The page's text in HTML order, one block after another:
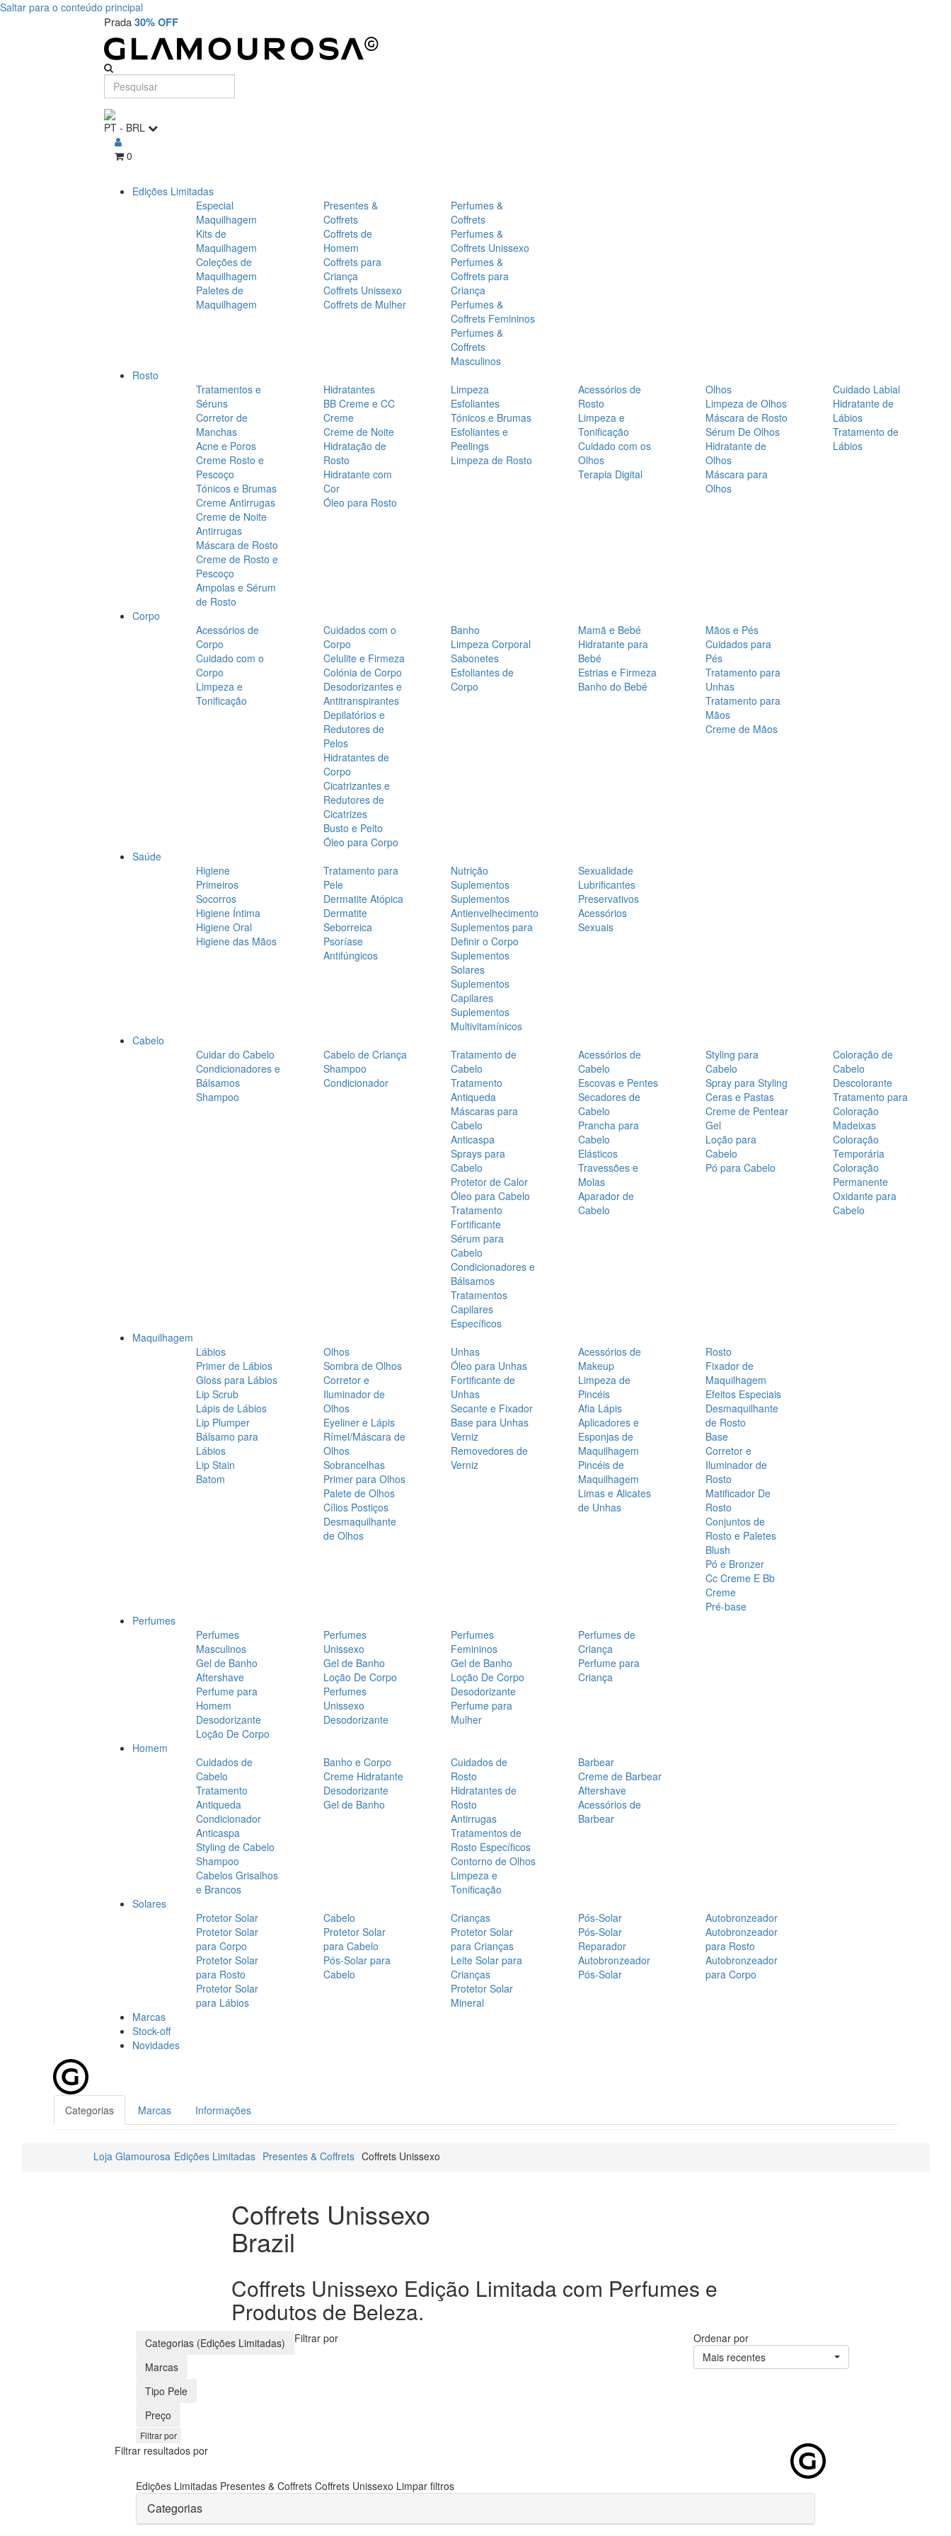
Saltar para o conteúdo principal
Prada30% OFF
PT - BRL
0
Edições Limitadas
Especial
Maquilhagem
Kits de
Maquilhagem
Coleções de
Maquilhagem
Paletes de
Maquilhagem
Presentes &
Coffrets
Coffrets de
Homem
Coffrets para
Criança
Coffrets Unissexo
Coffrets de Mulher
Perfumes &
Coffrets
Perfumes &
Coffrets Unissexo
Perfumes &
Coffrets para
Criança
Perfumes &
Coffrets Femininos
Perfumes &
Coffrets
Masculinos
Rosto
Tratamentos e
Séruns
Corretor de
Manchas
Acne e Poros
Creme Rosto e
Pescoço
Tónicos e Brumas
Creme Antirrugas
Creme de Noite
Antirrugas
Máscara de Rosto
Creme de Rosto e
Pescoço
Ampolas e Sérum
de Rosto
Hidratantes
BB Creme e CC
Creme
Creme de Noite
Hidratação de
Rosto
Hidratante com
Cor
Óleo para Rosto
Limpeza
Esfoliantes
Tónicos e Brumas
Esfoliantes e
Peelings
Limpeza de Rosto
Acessórios de
Rosto
Limpeza e
Tonificação
Cuidado com os
Olhos
Terapia Digital
Olhos
Limpeza de Olhos
Máscara de Rosto
Sérum De Olhos
Hidratante de
Olhos
Máscara para
Olhos
Cuidado Labial
Hidratante de
Lábios
Tratamento de
Lábios
Corpo
Acessórios de
Corpo
Cuidado com o
Corpo
Limpeza e
Tonificação
Cuidados com o
Corpo
Celulite e Firmeza
Colónia de Corpo
Desodorizantes e
Antitranspirantes
Depilatórios e
Redutores de
Pelos
Hidratantes de
Corpo
Cicatrizantes e
Redutores de
Cicatrizes
Busto e Peito
Óleo para Corpo
Banho
Limpeza Corporal
Sabonetes
Esfoliantes de
Corpo
Mamã e Bebé
Hidratante para
Bebé
Estrias e Firmeza
Banho do Bebé
Mãos e Pés
Cuidados para
Pés
Tratamento para
Unhas
Tratamento para
Mãos
Creme de Mãos
Saúde
Higiene
Primeiros
Socorros
Higiene Íntima
Higiene Oral
Higiene das Mãos
Tratamento para
Pele
Dermatite Atópica
Dermatite
Seborreica
Psoríase
Antifúngicos
Nutrição
Suplementos
Suplementos
Antienvelhecimento
Suplementos para
Definir o Corpo
Suplementos
Solares
Suplementos
Capilares
Suplementos
Multivitamínicos
Sexualidade
Lubrificantes
Preservativos
Acessórios
Sexuais
Cabelo
Cuidar do Cabelo
Condicionadores e
Bálsamos
Shampoo
Cabelo de Criança
Shampoo
Condicionador
Tratamento de
Cabelo
Tratamento
Antiqueda
Máscaras para
Cabelo
Anticaspa
Sprays para
Cabelo
Protetor de Calor
Óleo para Cabelo
Tratamento
Fortificante
Sérum para
Cabelo
Condicionadores e
Bálsamos
Tratamentos
Capilares
Específicos
Acessórios de
Cabelo
Escovas e Pentes
Secadores de
Cabelo
Prancha para
Cabelo
Elásticos
Travessões e
Molas
Aparador de
Cabelo
Styling para
Cabelo
Spray para Styling
Ceras e Pastas
Creme de Pentear
Gel
Loção para
Cabelo
Pó para Cabelo
Coloração de
Cabelo
Descolorante
Tratamento para
Coloração
Madeixas
Coloração
Temporária
Coloração
Permanente
Oxidante para
Cabelo
Maquilhagem
Lábios
Primer de Lábios
Gloss para Lábios
Lip Scrub
Lápis de Lábios
Lip Plumper
Bálsamo para
Lábios
Lip Stain
Batom
Olhos
Sombra de Olhos
Corretor e
Iluminador de
Olhos
Eyeliner e Lápis
Rímel/Máscara de
Olhos
Sobrancelhas
Primer para Olhos
Palete de Olhos
Cílios Postiços
Desmaquilhante
de Olhos
Unhas
Óleo para Unhas
Fortificante de
Unhas
Secante e Fixador
Base para Unhas
Verniz
Removedores de
Verniz
Acessórios de
Makeup
Limpeza de
Pincéis
Afia Lápis
Aplicadores e
Esponjas de
Maquilhagem
Pincéis de
Maquilhagem
Limas e Alicates
de Unhas
Rosto
Fixador de
Maquilhagem
Efeitos Especiais
Desmaquilhante
de Rosto
Base
Corretor e
Iluminador de
Rosto
Matificador De
Rosto
Conjuntos de
Rosto e Paletes
Blush
Pó e Bronzer
Cc Creme E Bb
Creme
Pré-base
Perfumes
Perfumes
Masculinos
Gel de Banho
Aftershave
Perfume para
Homem
Desodorizante
Loção De Corpo
Perfumes
Unissexo
Gel de Banho
Loção De Corpo
Perfumes
Unissexo
Desodorizante
Perfumes
Femininos
Gel de Banho
Loção De Corpo
Desodorizante
Perfume para
Mulher
Perfumes de
Criança
Perfume para
Criança
Homem
Cuidados de
Cabelo
Tratamento
Antiqueda
Condicionador
Anticaspa
Styling de Cabelo
Shampoo
Cabelos Grisalhos
e Brancos
Banho e Corpo
Creme Hidratante
Desodorizante
Gel de Banho
Cuidados de
Rosto
Hidratantes de
Rosto
Antirrugas
Tratamentos de
Rosto Específicos
Contorno de Olhos
Limpeza e
Tonificação
Barbear
Creme de Barbear
Aftershave
Acessórios de
Barbear
Solares
Protetor Solar
Protetor Solar
para Corpo
Protetor Solar
para Rosto
Protetor Solar
para Lábios
Cabelo
Protetor Solar
para Cabelo
Pós-Solar para
Cabelo
Crianças
Protetor Solar
para Crianças
Leite Solar para
Crianças
Protetor Solar
Mineral
Pós-Solar
Pós-Solar
Reparador
Autobronzeador
Pós-Solar
Autobronzeador
Autobronzeador
para Rosto
Autobronzeador
para Corpo
Marcas
Stock-off
Novidades
Categorias Marcas Informações
Loja Glamourosa Edições Limitadas Presentes & Coffrets Coffrets Unissexo
Coffrets Unissexo
Brazil
Coffrets Unissexo Edição Limitada com Perfumes e
Produtos de Beleza.
Filtrar por
Categorias (Edições Limitadas)
Marcas
Tipo Pele
Preço
Filtrar por
Ordenar por
Mais recentes
Filtrar resultados por
Edições Limitadas Presentes & Coffrets Coffrets Unissexo Limpar filtros
Categorias